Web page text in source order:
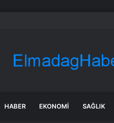
HABER EKONOMI SAĞLIK